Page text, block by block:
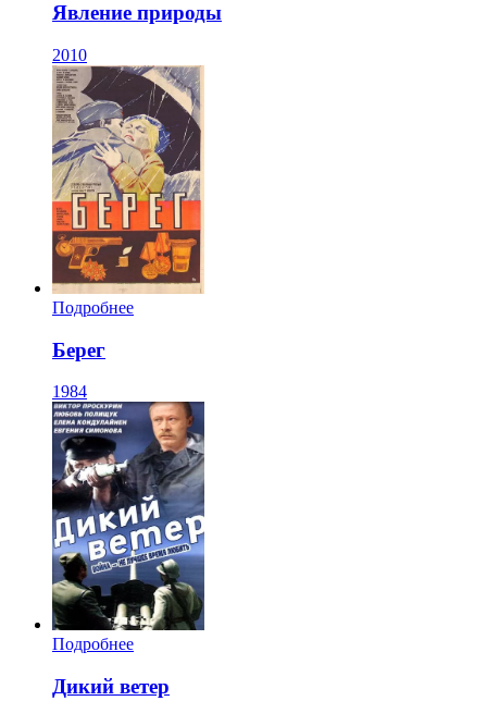
Явление природы
2010
Подробнее
Берег
1984
Подробнее
Дикий ветер